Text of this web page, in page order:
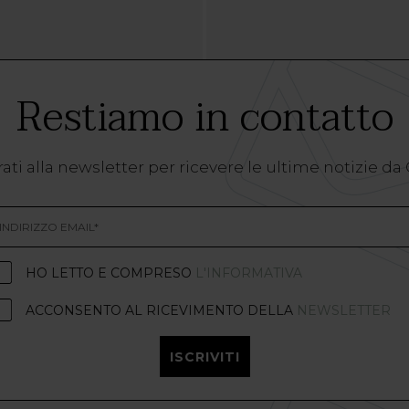
Restiamo in contatto
alla newsletter per ricevere le ultime notizie da
HO LETTO E COMPRESO L'INFORMATIVA
ACCONSENTO AL RICEVIMENTO DELLA NEWSLETTER
ISCRIVITI